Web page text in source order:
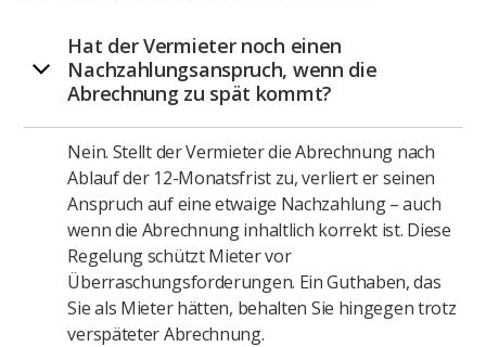
Hat der Vermieter noch einen
Nachzahlungsanspruch, wenn die
Abrechnung zu spät kommt?
Nein. Stellt der Vermieter die Abrechnung nach
Ablauf der 12-Monatsfrist zu, verliert er seinen
Anspruch auf eine etwaige Nachzahlung – auch
wenn die Abrechnung inhaltlich korrekt ist. Diese
Regelung schützt Mieter vor
Überraschungsforderungen. Ein Guthaben, das
Sie als Mieter hätten, behalten Sie hingegen trotz
verspäteter Abrechnung.